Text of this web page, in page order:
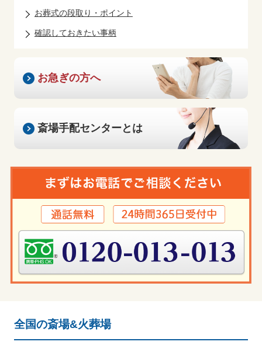
お葬式の段取り・ポイント
確認しておきたい事柄
お急ぎの方へ
斎場手配センターとは
全国の斎場&火葬場